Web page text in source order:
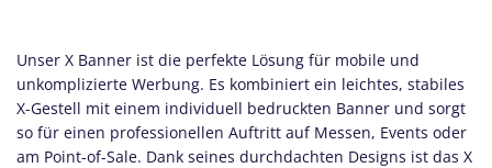
Unser X Banner ist die perfekte Lösung für mobile und
unkomplizierte Werbung. Es kombiniert ein leichtes, stabiles
X-Gestell mit einem individuell bedruckten Banner und sorgt
so für einen professionellen Auftritt auf Messen, Events oder
am Point-of-Sale. Dank seines durchdachten Designs ist das X